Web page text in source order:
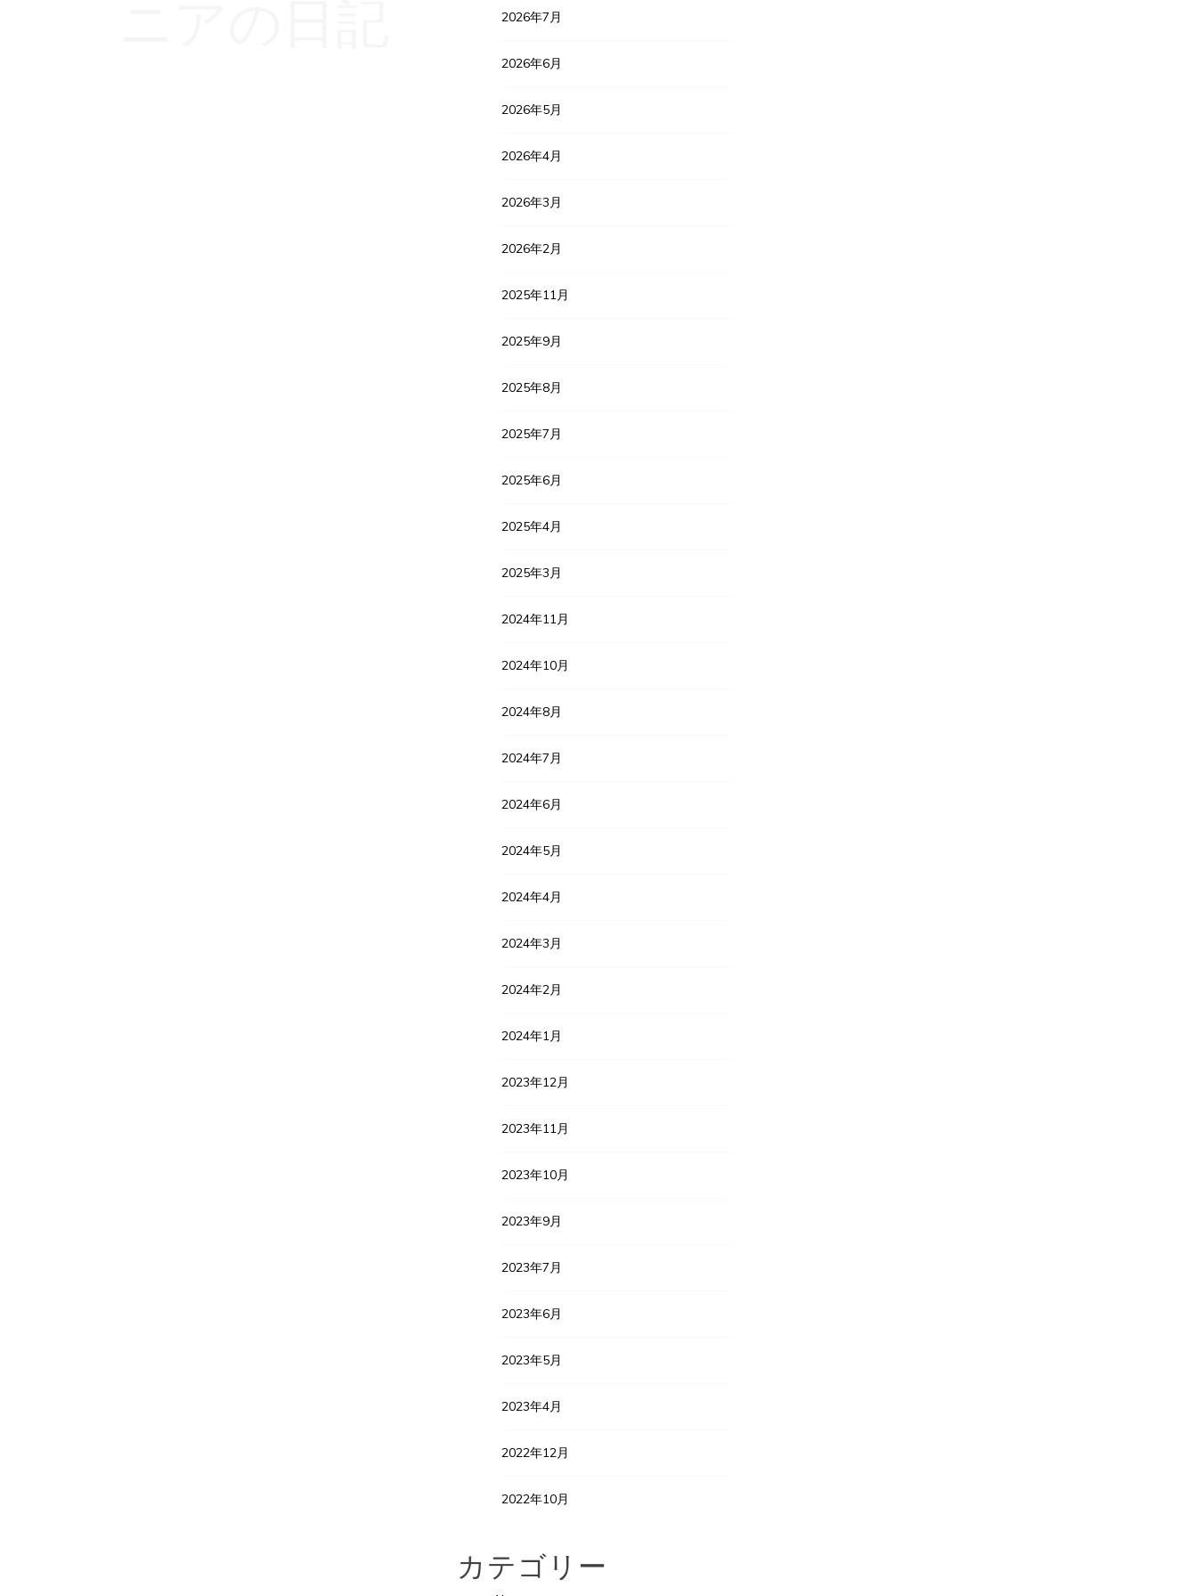
2026年7月
2026年6月
2026年5月
2026年4月
2026年3月
2026年2月
2025年11月
2025年9月
2025年8月
2025年7月
2025年6月
2025年4月
2025年3月
2024年11月
2024年10月
2024年8月
2024年7月
2024年6月
2024年5月
2024年4月
2024年3月
2024年2月
2024年1月
2023年12月
2023年11月
2023年10月
2023年9月
2023年7月
2023年6月
2023年5月
2023年4月
2022年12月
2022年10月
カテゴリー